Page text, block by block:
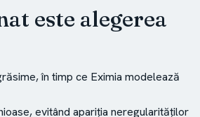
este alegerea
în timp ce Eximia modelează
evitând apariția neregularităților